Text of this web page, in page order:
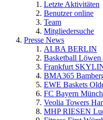
Letzte Aktivitäten
Benutzer online
Team
Mitgliedersuche
Presse News
ALBA BERLIN
Basketball
Frankfurt
BMA365
EWE Baskets
FC Bayern
Veolia Towers
MHP RIESEN